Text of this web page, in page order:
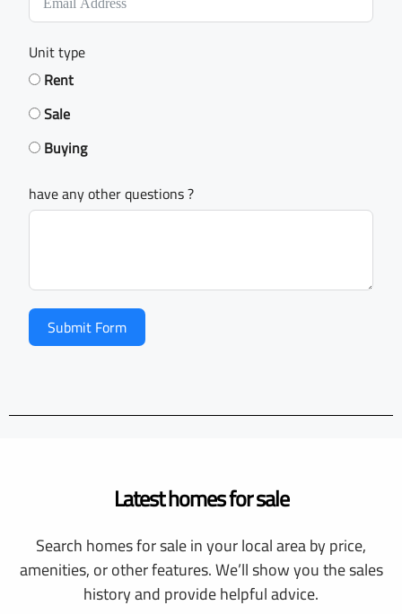
Unit type
Rent
Sale
Buying
have any other questions ?
Submit Form
Latest homes for sale
Search homes for sale in your local area by price,
amenities, or other features. We’ll show you the sales
history and provide helpful advice.